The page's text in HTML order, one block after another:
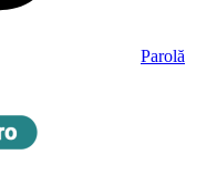
Parolă